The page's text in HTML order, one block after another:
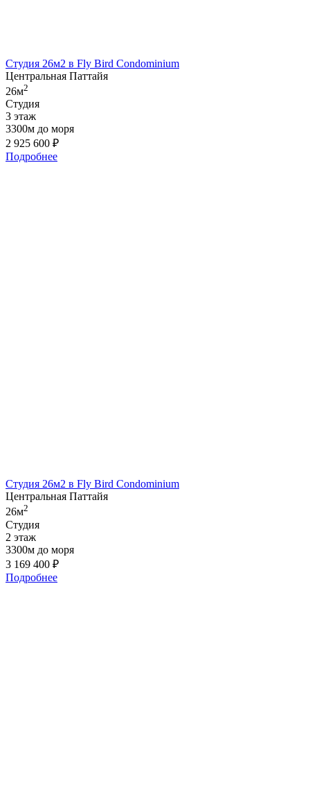
Студия 26м2 в Fly Bird Condominium
Центральная Паттайя
26м2
Студия
3 этаж
3300м до моря
2 925 600 ₽
Подробнее
Студия 26м2 в Fly Bird Condominium
Центральная Паттайя
26м2
Студия
2 этаж
3300м до моря
3 169 400 ₽
Подробнее